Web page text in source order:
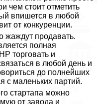
чем стоит отметить
впишется в любой
от конкуренции.
жаждут продавать.
полная
торговать и
в любой день и
до полнейших
с маленьких партий.
стартапа можно
от завода и